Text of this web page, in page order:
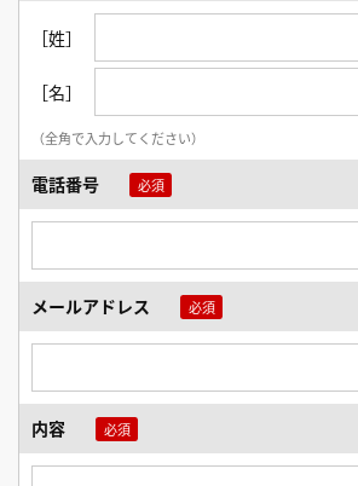
［姓］
［名］
（全角で入力してください）
電話番号
メールアドレス
内容